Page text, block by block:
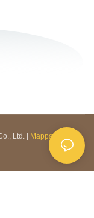
Ltd. | Mappa del sito
|